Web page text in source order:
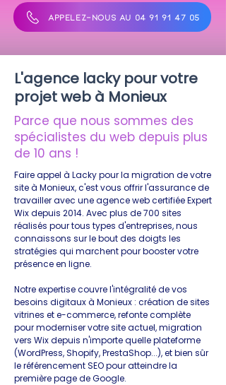
APPELEZ-NOUS AU 04 91 91 47 05
L'agence lacky pour votre
projet web à Monieux
Parce que nous sommes des
spécialistes du web depuis plus
de 10 ans !
Faire appel à Lacky pour la migration de votre
site à Monieux, c'est vous offrir l'assurance de
travailler avec une agence web certifiée Expert
Wix depuis 2014. Avec plus de 700 sites
réalisés pour tous types d'entreprises, nous
connaissons sur le bout des doigts les
stratégies qui marchent pour booster votre
présence en ligne.
Notre expertise couvre l'intégralité de vos
besoins digitaux à Monieux : création de sites
vitrines et e-commerce, refonte complète
pour moderniser votre site actuel, migration
vers Wix depuis n'importe quelle plateforme
(WordPress, Shopify, PrestaShop...), et bien sûr
le référencement SEO pour atteindre la
première page de Google.